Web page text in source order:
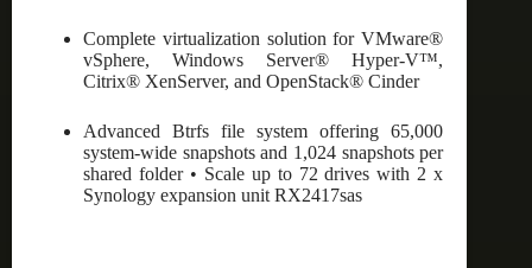
Complete virtualization solution for VMware®
vSphere, Windows Server® Hyper-V™,
Citrix® XenServer, and OpenStack® Cinder
Advanced Btrfs file system offering 65,000
system-wide snapshots and 1,024 snapshots per
shared folder • Scale up to 72 drives with 2 x
Synology expansion unit RX2417sas